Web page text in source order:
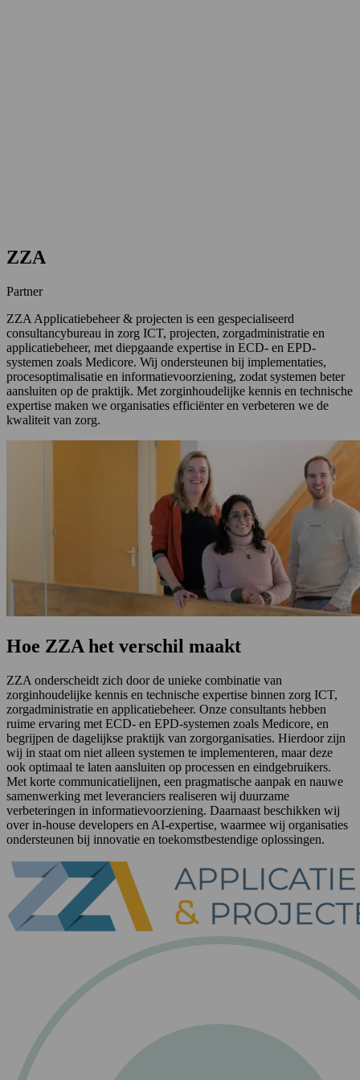
ZZA
Partner
ZZA Applicatiebeheer & projecten is een gespecialiseerd
consultancybureau in zorg ICT, projecten, zorgadministratie en
applicatiebeheer, met diepgaande expertise in ECD- en EPD-
systemen zoals Medicore. Wij ondersteunen bij implementaties,
procesoptimalisatie en informatievoorziening, zodat systemen beter
aansluiten op de praktijk. Met zorginhoudelijke kennis en technische
expertise maken we organisaties efficiënter en verbeteren we de
kwaliteit van zorg.
Hoe ZZA het verschil maakt
ZZA onderscheidt zich door de unieke combinatie van
zorginhoudelijke kennis en technische expertise binnen zorg ICT,
zorgadministratie en applicatiebeheer. Onze consultants hebben
ruime ervaring met ECD- en EPD-systemen zoals Medicore, en
begrijpen de dagelijkse praktijk van zorgorganisaties. Hierdoor zijn
wij in staat om niet alleen systemen te implementeren, maar deze
ook optimaal te laten aansluiten op processen en eindgebruikers.
Met korte communicatielijnen, een pragmatische aanpak en nauwe
samenwerking met leveranciers realiseren wij duurzame
verbeteringen in informatievoorziening. Daarnaast beschikken wij
over in-house developers en AI-expertise, waarmee wij organisaties
ondersteunen bij innovatie en toekomstbestendige oplossingen.